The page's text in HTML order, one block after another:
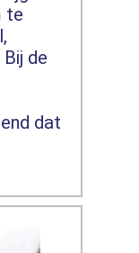
te
de
dat